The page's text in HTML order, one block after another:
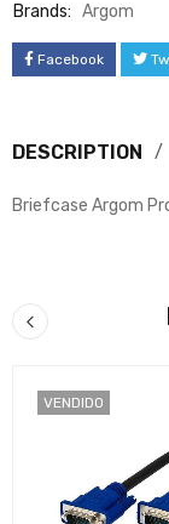
Brands: Argom
Facebook
DESCRIPTION
Briefcase Argom
VENDIDO